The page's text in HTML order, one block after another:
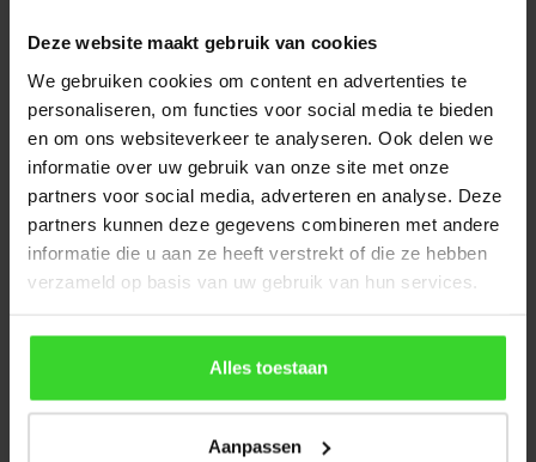
Deze website maakt gebruik van cookies
We gebruiken cookies om content en advertenties te
personaliseren, om functies voor social media te bieden
en om ons websiteverkeer te analyseren. Ook delen we
informatie over uw gebruik van onze site met onze
partners voor social media, adverteren en analyse. Deze
partners kunnen deze gegevens combineren met andere
informatie die u aan ze heeft verstrekt of die ze hebben
verzameld op basis van uw gebruik van hun services.
Alles toestaan
Aanpassen
Handige calculator genereert jouw
bouwtekening
Omdat je de ClearSky op een opstand plaatst, moet het één
natuurlijk wel goed op het ander passen. Om daar zeker van
te zijn hebben we een handige en gemakkelijke calculator
gemaakt. Na een het invullen van slechts paar invoervelden
maten. En kun je van daaruit direct de ClearSky bestellen.
Ga naar de calculator